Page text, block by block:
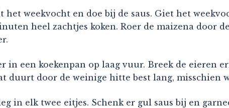
weekvocht en doe bij de saus. Giet het
heel zachtjes koken. Roer de maizena door
in een koekenpan op laag vuur. Breek de eieren
duurt door de weinige hitte best lang, misschien
in elk twee eitjes. Schenk er gul saus bij en